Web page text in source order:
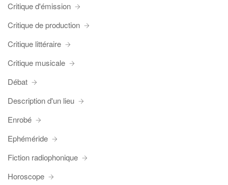
Critique d'émission
Critique de production
Critique littéraire
Critique musicale
Débat
Description d'un lieu
Enrobé
Ephéméride
Fiction radiophonique
Horoscope